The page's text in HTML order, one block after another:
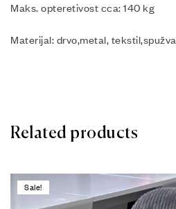
Maks. opteretivost cca: 140 kg
Materijal: drvo,metal, tekstil,spužva
Related products
Sale!